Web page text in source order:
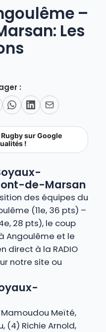
–
Les
:
sur Google
!
de-Marsan
des équipes du
(11e, 36 pts) –
28 pts), le coup
Angoulême et le
direct à la RADIO
notre site ou
Mamoudou Meïté,
(4) Richie Arnold,